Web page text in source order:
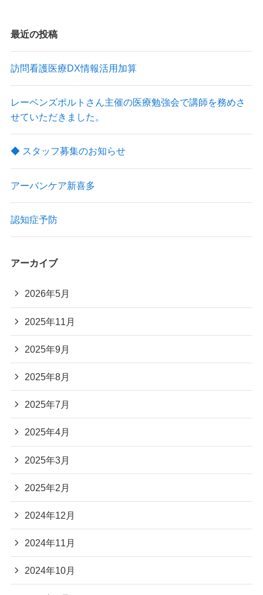
最近の投稿
訪問看護医療DX情報活用加算
レーベンズポルトさん主催の医療勉強会で講師を務めさ
せていただきました。
◆ スタッフ募集のお知らせ
アーバンケア新喜多
認知症予防
アーカイブ
2026年5月
2025年11月
2025年9月
2025年8月
2025年7月
2025年4月
2025年3月
2025年2月
2024年12月
2024年11月
2024年10月